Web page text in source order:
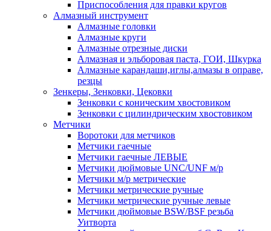
Приспособления для правки кругов
Алмазный инструмент
Алмазные головки
Алмазные круги
Алмазные отрезные диски
Алмазная и эльборовая паста, ГОИ, Шкурка
Алмазные карандаши,иглы,алмазы в оправе,
резцы
Зенкеры, Зенковки, Цековки
Зенковки с коническим хвостовиком
Зенковки с цилиндрическим хвостовиком
Метчики
Воротоки для метчиков
Метчики гаечные
Метчики гаечные ЛЕВЫЕ
Метчики дюймовые UNC/UNF м/р
Метчики м/р метрические
Метчики метрические ручные
Метчики метрические ручные левые
Метчики дюймовые BSW/BSF резьба
Уитворта